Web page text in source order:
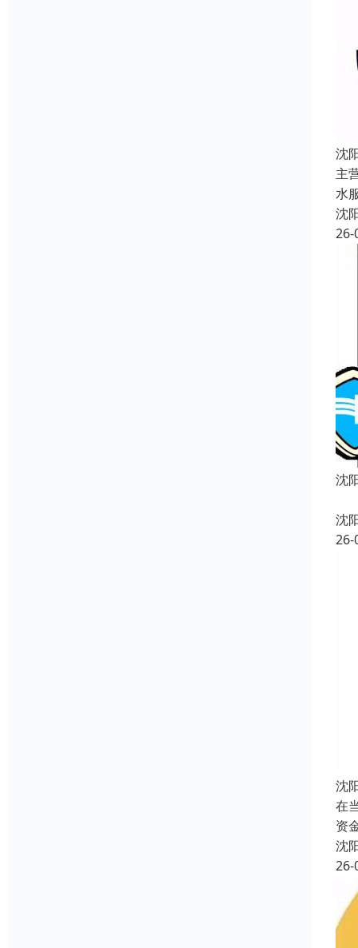
沈
主
水
沈
26-
沈
沈
26-
沈
在
资
沈
26-